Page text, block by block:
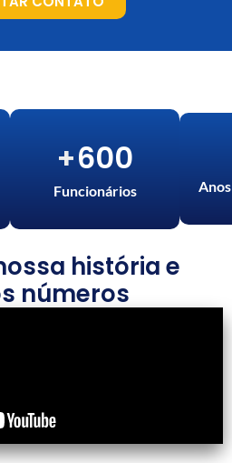
+600
Funcionários
história e
números